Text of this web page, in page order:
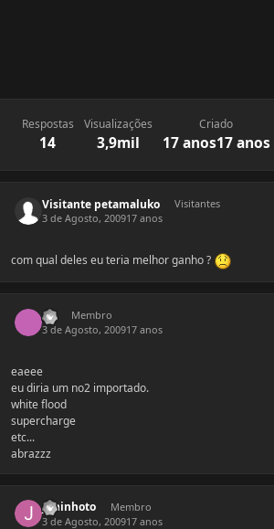
Respostas
14
Visualizações
3,9mil
Criado
17 anos17 anos
Visitante petamaluko
Visitantes
3 de Agosto, 200917 anos
com qual deles eu teria melhor ganho ?
----
Membro
3 de Agosto, 200917 anos
eaeee
eu diria um no2 importado.
white flood
supercharge
etc...
abrazzz
juninhoto
Membro
3 de Agosto, 200917 anos